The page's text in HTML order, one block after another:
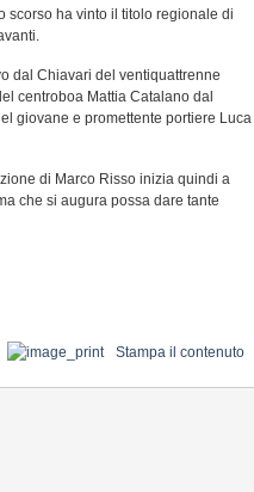
scorso ha vinto il titolo regionale di
dal Chiavari del ventiquattrenne
centroboa Mattia Catalano dal
giovane e promettente portiere Luca
di Marco Risso inizia quindi a
che si augura possa dare tante
Stampa il contenuto